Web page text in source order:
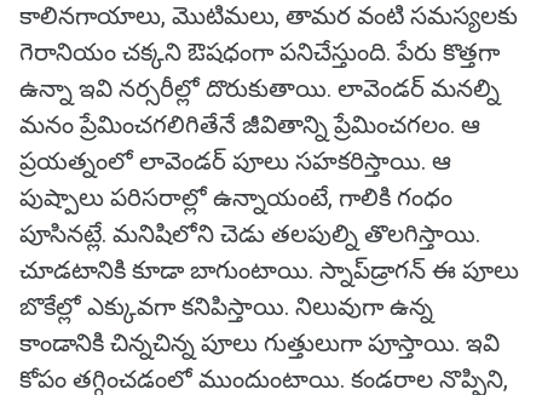
కాలినగాయాలు, మొటిమలు, తామర వంటి సమస్యలకు
గెరానియం చక్కని ఔషధంగా పనిచేస్తుంది. పేరు కొత్తగా
ఉన్నా ఇవి నర్సరీల్లో దొరుకుతాయి. లావెండర్‌ మనల్ని
మనం ప్రేమించగలిగితేనే జీవితాన్ని ప్రేమించగలం. ఆ
ప్రయత్నంలో లావెండర్‌ పూలు సహకరిస్తాయి. ఆ
పుష్పాలు పరిసరాల్లో ఉన్నాయంటే, గాలికి గంధం
పూసినట్లే. మనిషిలోని చెడు తలపుల్ని తొలగిస్తాయి.
చూడటానికి కూడా బాగుంటాయి. స్నాప్‌డ్రాగన్‌ ఈ పూలు
బొకేల్లో ఎక్కువగా కనిపిస్తాయి. నిలువుగా ఉన్న
కాండానికి చిన్నచిన్న పూలు గుత్తులుగా పూస్తాయి. ఇవి
కోపం తగ్గించడంలో ముందుంటాయి. కండరాల నొప్పిని,